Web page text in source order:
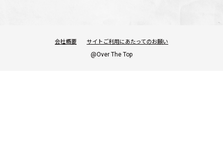
会社概要 サイトご利用にあたってのお願い
@Over The Top